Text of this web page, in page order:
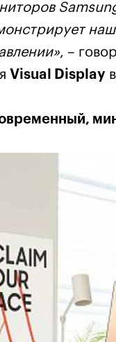
, –
Visual Display в